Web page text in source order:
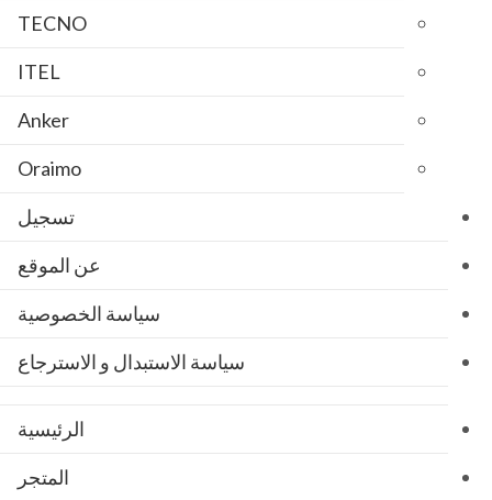
TECNO
ITEL
Anker
Oraimo
تسجيل
عن الموقع
سياسة الخصوصية
سياسة الاستبدال و الاسترجاع
الرئيسية
المتجر